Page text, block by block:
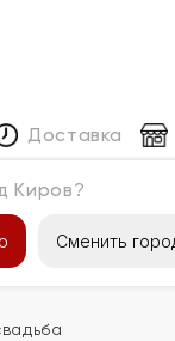
Киров?
Сменить
Доставка